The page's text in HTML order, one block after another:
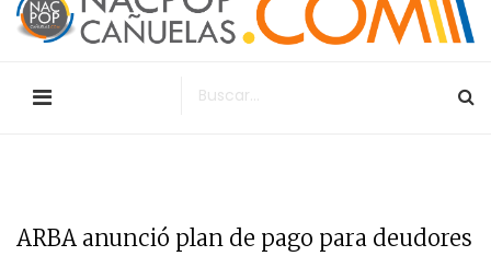
ARBA anunció plan de pago para deudores